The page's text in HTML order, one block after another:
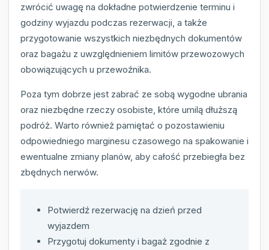
zwrócić uwagę na dokładne potwierdzenie terminu i
godziny wyjazdu podczas rezerwacji, a także
przygotowanie wszystkich niezbędnych dokumentów
oraz bagażu z uwzględnieniem limitów przewozowych
obowiązujących u przewoźnika.
Poza tym dobrze jest zabrać ze sobą wygodne ubrania
oraz niezbędne rzeczy osobiste, które umilą dłuższą
podróż. Warto również pamiętać o pozostawieniu
odpowiedniego marginesu czasowego na spakowanie i
ewentualne zmiany planów, aby całość przebiegła bez
zbędnych nerwów.
Potwierdź rezerwację na dzień przed
wyjazdem
Przygotuj dokumenty i bagaż zgodnie z